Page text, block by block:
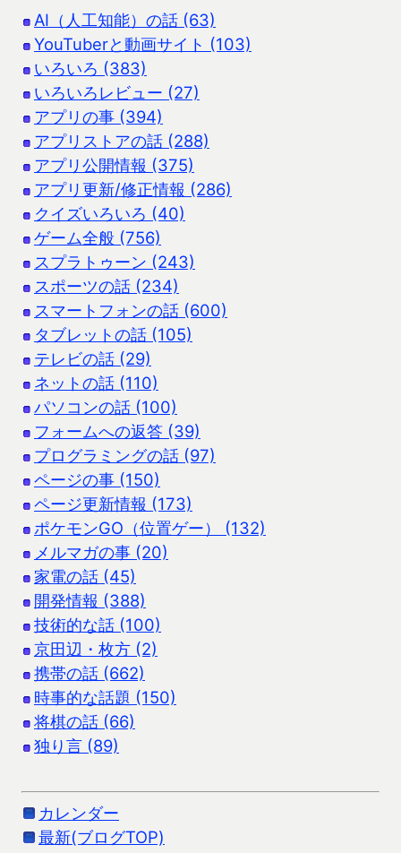
AI（人工知能）の話 (63)
YouTuberと動画サイト (103)
いろいろ (383)
いろいろレビュー (27)
アプリの事 (394)
アプリストアの話 (288)
アプリ公開情報 (375)
アプリ更新/修正情報 (286)
クイズいろいろ (40)
ゲーム全般 (756)
スプラトゥーン (243)
スポーツの話 (234)
スマートフォンの話 (600)
タブレットの話 (105)
テレビの話 (29)
ネットの話 (110)
パソコンの話 (100)
フォームへの返答 (39)
プログラミングの話 (97)
ページの事 (150)
ページ更新情報 (173)
ポケモンGO（位置ゲー） (132)
メルマガの事 (20)
家電の話 (45)
開発情報 (388)
技術的な話 (100)
京田辺・枚方 (2)
携帯の話 (662)
時事的な話題 (150)
将棋の話 (66)
独り言 (89)
カレンダー
最新(ブログTOP)